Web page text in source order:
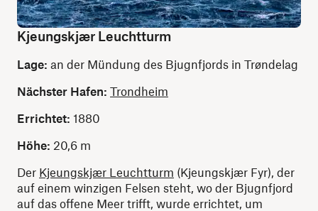
Kjeungskjær Leuchtturm
Lage: an der Mündung des Bjugnfjords in Trøndelag
Nächster Hafen: Trondheim
Errichtet: 1880
Höhe: 20,6 m
Der Kjeungskjær Leuchtturm (Kjeungskjær Fyr), der
auf einem winzigen Felsen steht, wo der Bjugnfjord
auf das offene Meer trifft, wurde errichtet, um